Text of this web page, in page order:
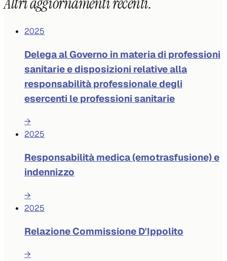
2025
Delega al Governo in materia di professioni
sanitarie e disposizioni relative alla
responsabilità professionale degli
esercenti le professioni sanitarie
→
2025
Responsabilità medica (emotrasfusione) e
indennizzo
→
2025
Relazione Commissione D'Ippolito
→